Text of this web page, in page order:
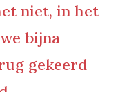
niet, in het
bijna
gekeerd